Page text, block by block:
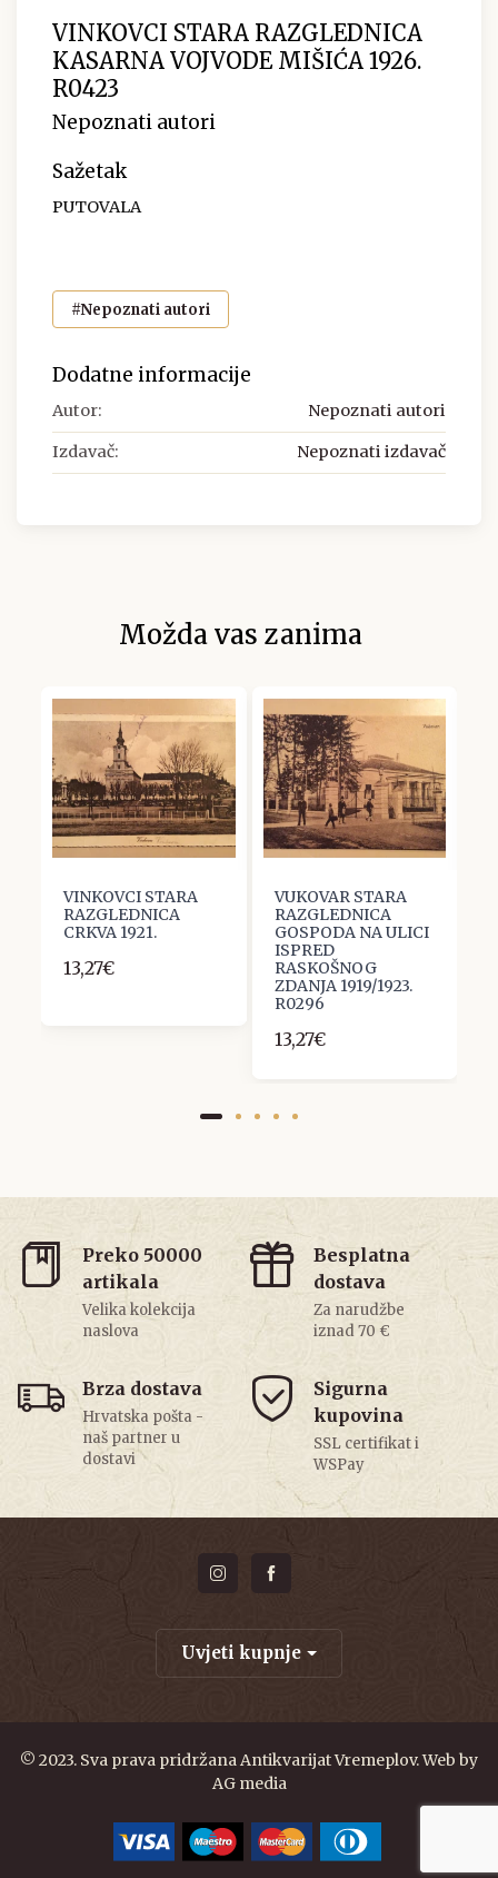
VINKOVCI STARA RAZGLEDNICA
KASARNA VOJVODE MIŠIĆA 1926.
R0423
Nepoznati autori
Sažetak
PUTOVALA
#Nepoznati autori
Dodatne informacije
Autor: Nepoznati autori
Izdavač: Nepoznati izdavač
Možda vas zanima
VINKOVCI STARA
RAZGLEDNICA
CRKVA 1921.
13,27€
VUKOVAR STARA
RAZGLEDNICA
GOSPODA NA ULICI
ISPRED
RASKOŠNOG
ZDANJA 1919/1923.
R0296
13,27€
Preko 50000
artikala
Velika kolekcija
naslova
Besplatna
dostava
Za narudžbe
iznad 70 €
Brza dostava
Hrvatska pošta -
naš partner u
dostavi
Sigurna
kupovina
SSL certifikat i
WSPay
Uvjeti kupnje
© 2023. Sva prava pridržana Antikvarijat Vremeplov. Web by
AG media